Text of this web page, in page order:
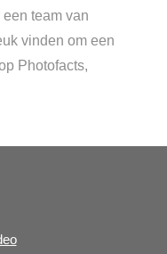
team van
vinden om een
Photofacts,